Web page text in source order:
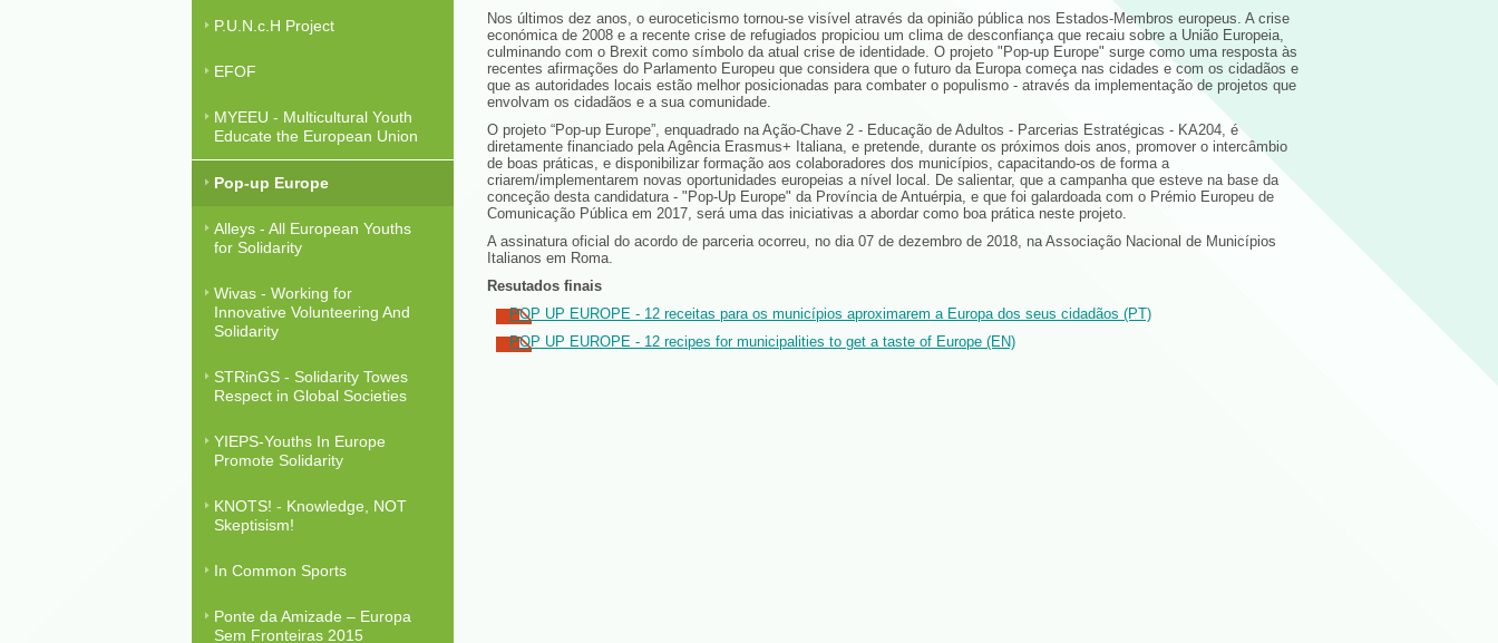
P.U.N.c.H Project
EFOF
MYEEU - Multicultural Youth
Educate the European Union
Pop-up Europe
Alleys - All European Youths
for Solidarity
Wivas - Working for
Innovative Volunteering And
Solidarity
STRinGS - Solidarity Towes
Respect in Global Societies
YIEPS-Youths In Europe
Promote Solidarity
KNOTS! - Knowledge, NOT
Skeptisism!
In Common Sports
Ponte da Amizade – Europa
Sem Fronteiras 2015
Nos últimos dez anos, o euroceticismo tornou-se visível através da opinião pública nos Estados-Membros europeus. A crise
económica de 2008 e a recente crise de refugiados propiciou um clima de desconfiança que recaiu sobre a União Europeia,
culminando com o Brexit como símbolo da atual crise de identidade. O projeto "Pop-up Europe" surge como uma resposta às
recentes afirmações do Parlamento Europeu que considera que o futuro da Europa começa nas cidades e com os cidadãos e
que as autoridades locais estão melhor posicionadas para combater o populismo - através da implementação de projetos que
envolvam os cidadãos e a sua comunidade.
O projeto “Pop-up Europe”, enquadrado na Ação-Chave 2 - Educação de Adultos - Parcerias Estratégicas - KA204, é
diretamente financiado pela Agência Erasmus+ Italiana, e pretende, durante os próximos dois anos, promover o intercâmbio
de boas práticas, e disponibilizar formação aos colaboradores dos municípios, capacitando-os de forma a
criarem/implementarem novas oportunidades europeias a nível local. De salientar, que a campanha que esteve na base da
conceção desta candidatura - "Pop-Up Europe" da Província de Antuérpia, e que foi galardoada com o Prémio Europeu de
Comunicação Pública em 2017, será uma das iniciativas a abordar como boa prática neste projeto.
A assinatura oficial do acordo de parceria ocorreu, no dia 07 de dezembro de 2018, na Associação Nacional de Municípios
Italianos em Roma.
Resutados finais
POP UP EUROPE - 12 receitas para os municípios aproximarem a Europa dos seus cidadãos (PT)
POP UP EUROPE - 12 recipes for municipalities to get a taste of Europe (EN)